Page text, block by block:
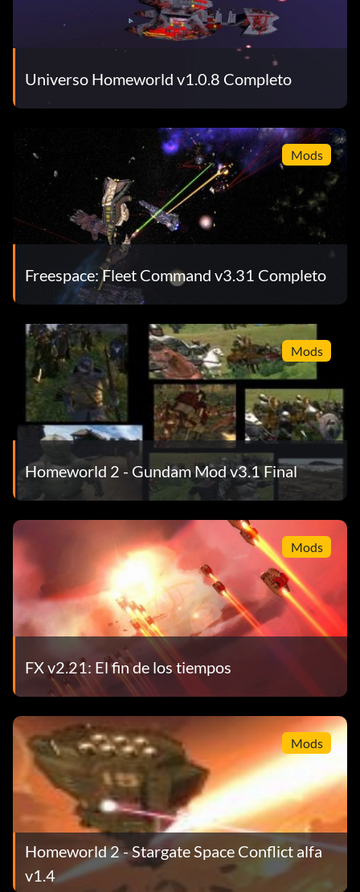
Universo Homeworld v1.0.8 Completo
Mods
Freespace: Fleet Command v3.31 Completo
Mods
Homeworld 2 - Gundam Mod v3.1 Final
Mods
FX v2.21: El fin de los tiempos
Mods
Homeworld 2 - Stargate Space Conflict alfa
v1.4